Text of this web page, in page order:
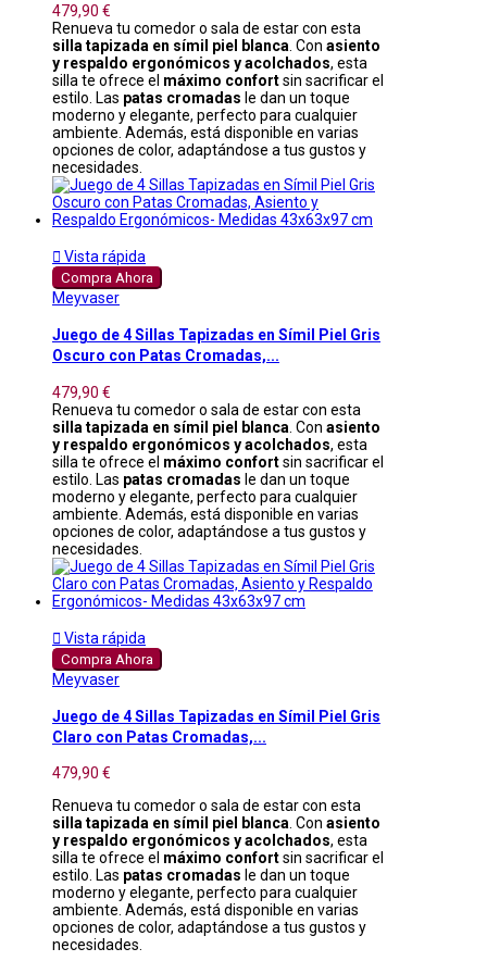
479,90 €
Renueva tu comedor o sala de estar con esta
silla tapizada en símil piel blanca . Con asiento
y respaldo ergonómicos y acolchados, esta
silla te ofrece el máximo confortsin sacrificar el
estilo. Las patas cromadas le dan un toque
moderno y elegante, perfecto para cualquier
ambiente. Además, está disponible en varias
opciones de color, adaptándose a tus gustos y
necesidades.
 Vista rápida
Compra Ahora
Meyvaser
Juego de 4 Sillas Tapizadas en Símil Piel Gris
Oscuro con Patas Cromadas,...
479,90 €
Renueva tu comedor o sala de estar con esta
silla tapizada en símil piel blanca . Con asiento
y respaldo ergonómicos y acolchados, esta
silla te ofrece el máximo confortsin sacrificar el
estilo. Las patas cromadas le dan un toque
moderno y elegante, perfecto para cualquier
ambiente. Además, está disponible en varias
opciones de color, adaptándose a tus gustos y
necesidades.
 Vista rápida
Compra Ahora
Meyvaser
Juego de 4 Sillas Tapizadas en Símil Piel Gris
Claro con Patas Cromadas,...
479,90 €
Renueva tu comedor o sala de estar con esta
silla tapizada en símil piel blanca. Con asiento
y respaldo ergonómicos y acolchados, esta
silla te ofrece el máximo confortsin sacrificar el
estilo. Las patas cromadas le dan un toque
moderno y elegante, perfecto para cualquier
ambiente. Además, está disponible en varias
opciones de color, adaptándose a tus gustos y
necesidades.